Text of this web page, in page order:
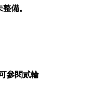
備。
參閱貳輪